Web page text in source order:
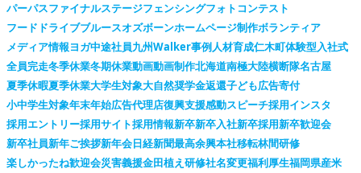
パーパスファイナルステージフェンシングフォトコンテスト
フードドライブブルースオズボーンホームページ制作ボランティア
メディア情報ヨガ中途社員九州Walker事例人材育成仁木町体験型入社式
全員完走冬季休業冬期休業動画動画制作北海道南極大陸横断隊名古屋
夏季休暇夏季休業大学生対象大自然奨学金返還子ども広告寄付
小中学生対象年末年始広告代理店復興支援感動スピーチ採用インスタ
採用エントリー採用サイト採用情報新卒新卒入社新卒採用新卒歓迎会
新卒社員新年ご挨拶新年会日経新聞最高余興本社移転林間研修
楽しかったね歓迎会災害義援金田植え研修社名変更福利厚生福岡県産米